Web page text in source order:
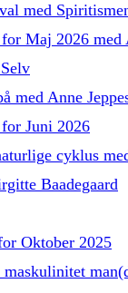
med
Maj 2026 med
med Anne
Juni 2026
cyklus
Baadegaard
Oktober 2025